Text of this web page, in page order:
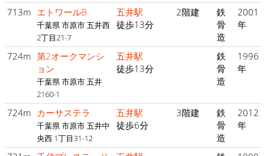
713m エトワールB
千葉県 市原市 五井西
2丁目21-7
五井駅
徒歩13分
2階建
鉄
骨
造
2001
年
724m 第2オークマンシ
ョン
千葉県 市原市 五井
2160-1
五井駅
徒歩13分
鉄
骨
造
1996
年
724m カーサステラ
千葉県 市原市 五井中
央西 1丁目31-12
五井駅
徒歩6分
3階建
鉄
骨
造
2012
年